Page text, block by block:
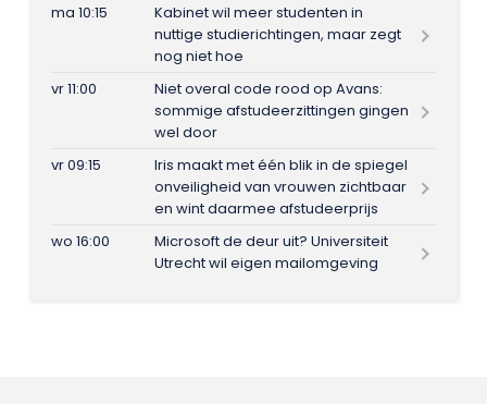
ma 10:15
Kabinet wil meer studenten in
nuttige studierichtingen, maar zegt
nog niet hoe
vr 11:00
Niet overal code rood op Avans:
sommige afstudeerzittingen gingen
wel door
vr 09:15
Iris maakt met één blik in de spiegel
onveiligheid van vrouwen zichtbaar
en wint daarmee afstudeerprijs
wo 16:00
Microsoft de deur uit? Universiteit
Utrecht wil eigen mailomgeving